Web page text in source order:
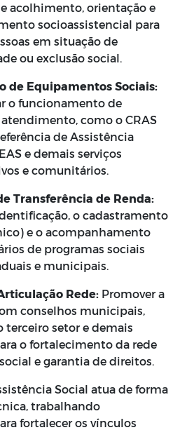
acolhimento, orientação e
socioassistencial para
em situação de
ou exclusão social.
de Equipamentos Sociais:
o funcionamento de
como o CRAS
de Assistência
e demais serviços
e comunitários.
Transferência de Renda:
o cadastramento
e o acompanhamento
de programas sociais
e municipais.
Rede: Promover a
conselhos municipais,
terceiro setor e demais
o fortalecimento da rede
e garantia de direitos.
Social atua de forma
trabalhando
fortalecer os vínculos